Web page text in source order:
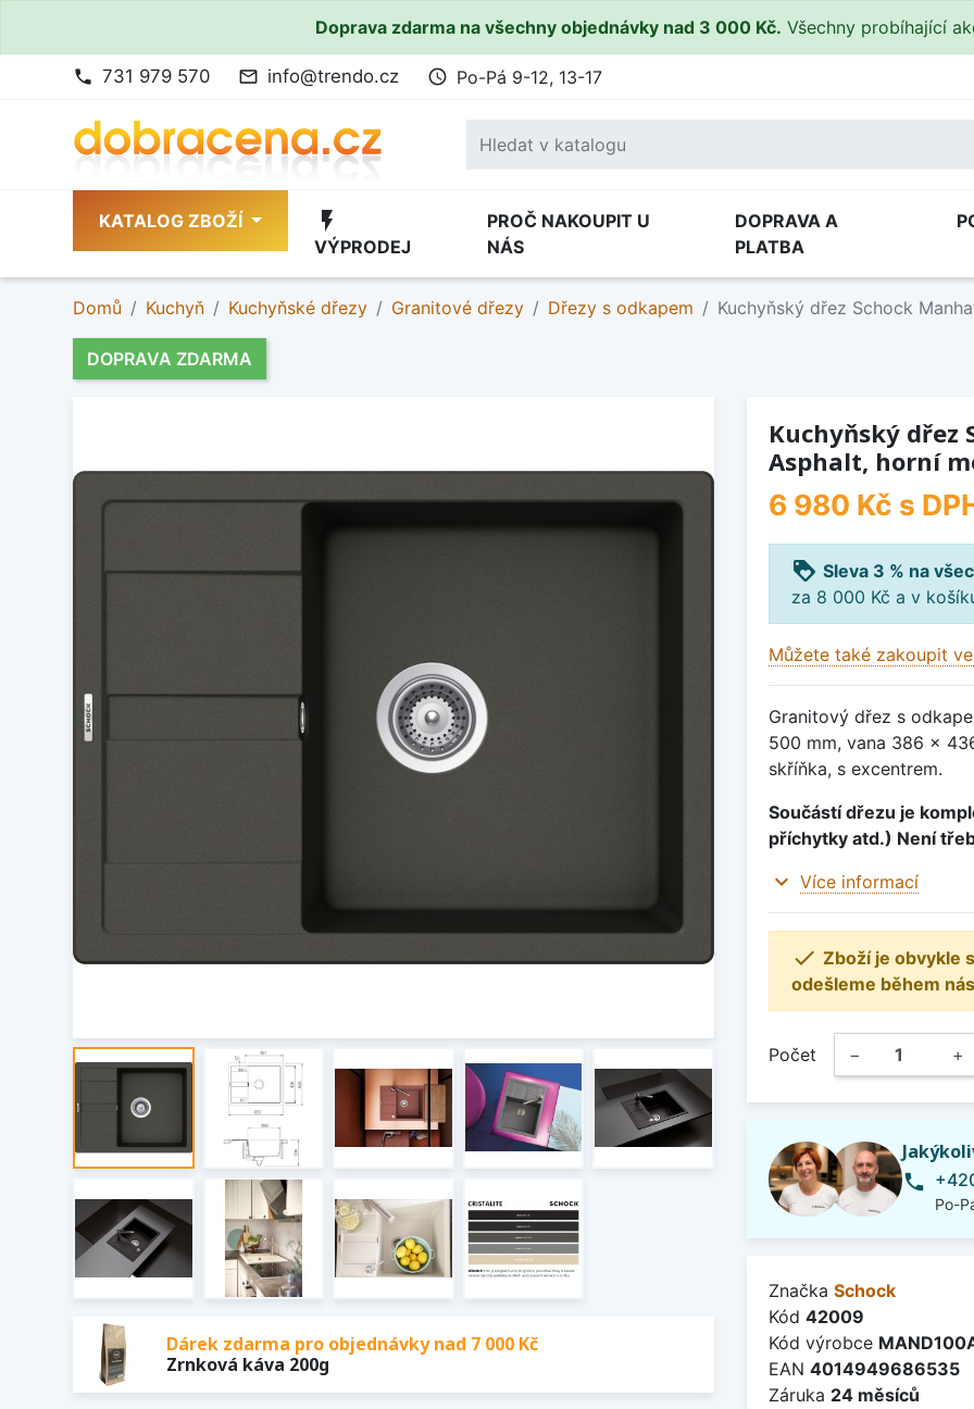
Doprava zdarma na všechny objednávky nad 3 000 Kč. Všechny probíhající
phone 731 979 570 mail_outline info@trendo.cz access_time Po-Pá 9-12, 13-17
KATALOG ZBOŽÍ flash_on
VÝPRODEJ
PROČ NAKOUPIT U
NÁS
DOPRAVA A
PLATBA
Domů Kuchyň Kuchyňské dřezy Granitové dřezy Dřezy s odkapem Kuchyňský dřez Schock
DOPRAVA ZDARMA
Dárek zdarma pro objednávky nad 7 000 Kč
Zrnková káva 200g
Kuchyňský dřez
Asphalt, horní
6 980 Kč s
loyalty Sleva 3 % na
za 8 000 Kč a v
Můžete také zakoupit
Granitový dřez s
500 mm, vana 386 x
skříňka, s excentrem.
Součástí dřezu je
příchytky atd.) Není
expand_more Více informací
 Zboží je obvykle
odešleme během
Počet − +
phone
Po-
Značka Schock
Kód 42009
Kód výrobce
EAN 4014949686535
Záruka 24 měsíců